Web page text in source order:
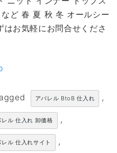
ど 春 夏 秋 冬 オールシー
お気軽にお問合せくださ
アパレル BtoB 仕入れ ,
レル 仕入れ 卸価格 ,
レル 仕入れサイト ,